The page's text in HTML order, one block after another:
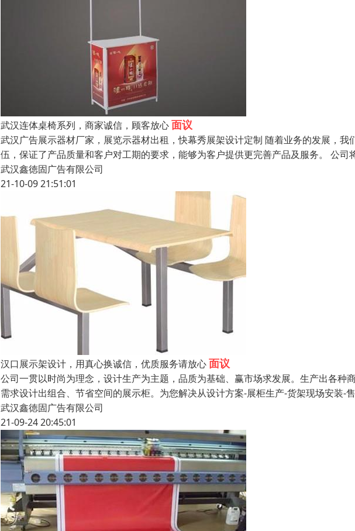
武汉连体桌椅系列，商家诚信，顾客放心面议
武汉广告展示器材厂家，展览示器材出租，快幕秀展架设计定制 随着业务的发展，
伍，保证了产品质量和客户对工期的要求，能够为客户提供更完善产品及服务。 公
武汉鑫徳固广告有限公司
21-10-09 21:51:01
汉口展示架设计，用真心换诚信，优质服务请放心面议
公司一贯以时尚为理念，设计生产为主题，品质为基础、赢市场求发展。生产出各种
需求设计出组合、节省空间的展示柜。为您解决从设计方案-展柜生产-货架现场安装-
武汉鑫徳固广告有限公司
21-09-24 20:45:01